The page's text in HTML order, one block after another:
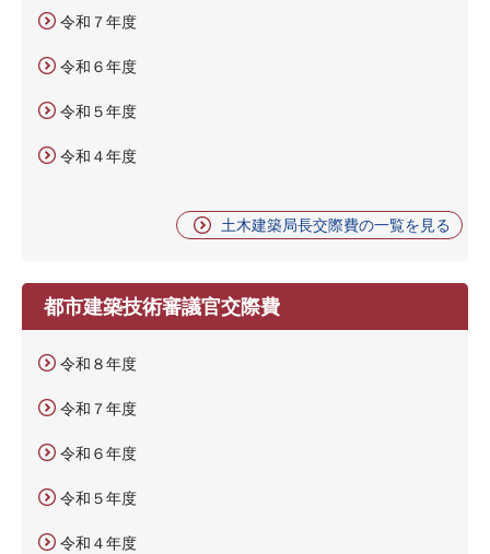
令和７年度
令和６年度
令和５年度
令和４年度
土木建築局長交際費の一覧を見る
都市建築技術審議官交際費
令和８年度
令和７年度
令和６年度
令和５年度
令和４年度